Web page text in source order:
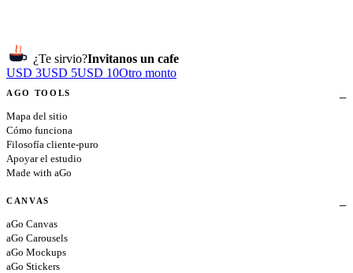
¿Te sirvio?Invitanos un cafe
USD 3USD 5USD 10Otro monto
AGO TOOLS
Mapa del sitio
Cómo funciona
Filosofía cliente-puro
Apoyar el estudio
Made with aGo
CANVAS
aGo Canvas
aGo Carousels
aGo Mockups
aGo Stickers